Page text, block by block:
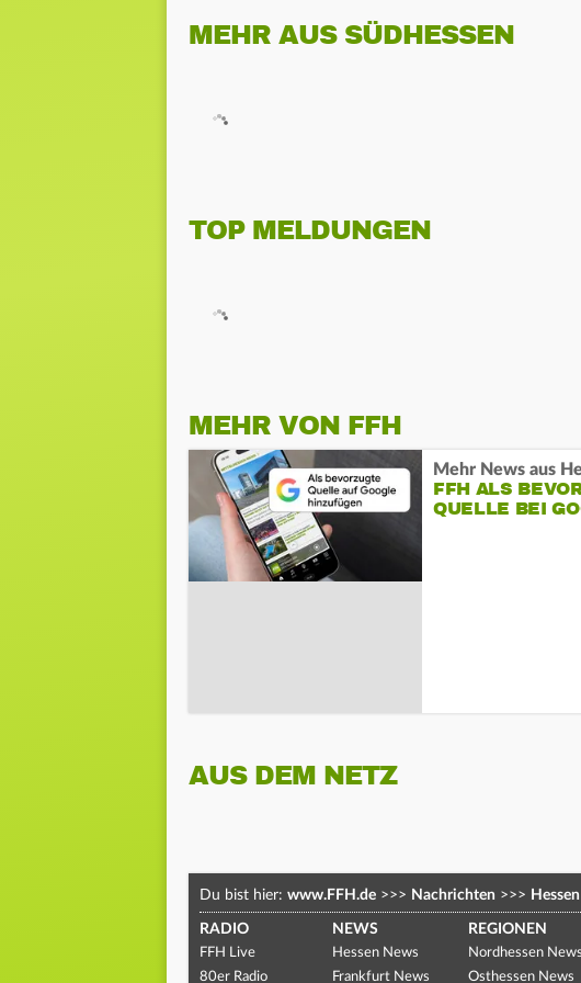
MEHR AUS SÜDHESSEN
TOP MELDUNGEN
MEHR VON FFH
Mehr News aus
FFH ALS
QUELLE BEI
AUS DEM NETZ
Du bist hier: www.FFH.de >>> Nachrichten >>> Hessen
RADIO
FFH Live
80er Radio
NEWS
Hessen News
Frankfurt News
REGIONEN
Nordhessen News
Osthessen News